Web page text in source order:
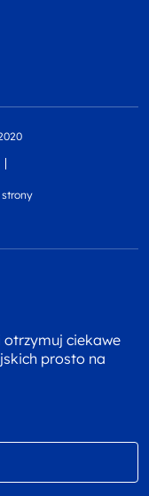
strony
otrzymuj ciekawe
prosto na